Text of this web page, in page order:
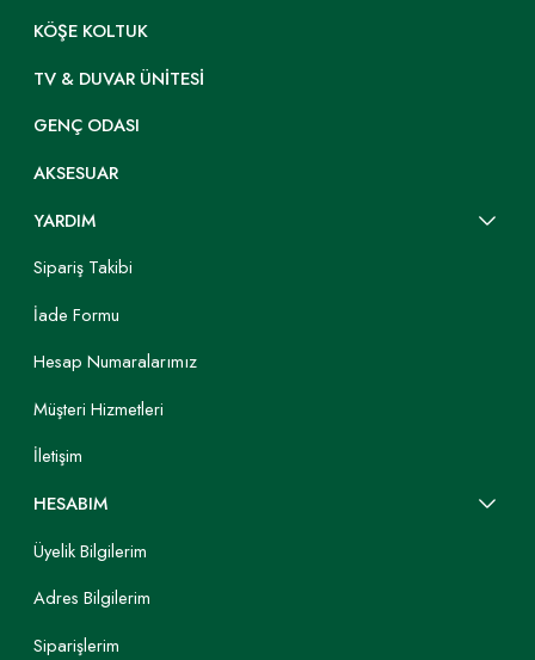
KÖŞE KOLTUK
TV & DUVAR ÜNITESI
GENÇ ODASI
AKSESUAR
YARDIM
Sipariş Takibi
İade Formu
Hesap Numaralarımız
Müşteri Hizmetleri
İletişim
HESABIM
Üyelik Bilgilerim
Adres Bilgilerim
Siparişlerim